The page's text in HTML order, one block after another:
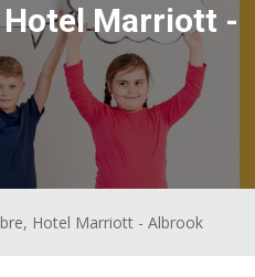
Marriott -
Hotel Marriott - Albrook